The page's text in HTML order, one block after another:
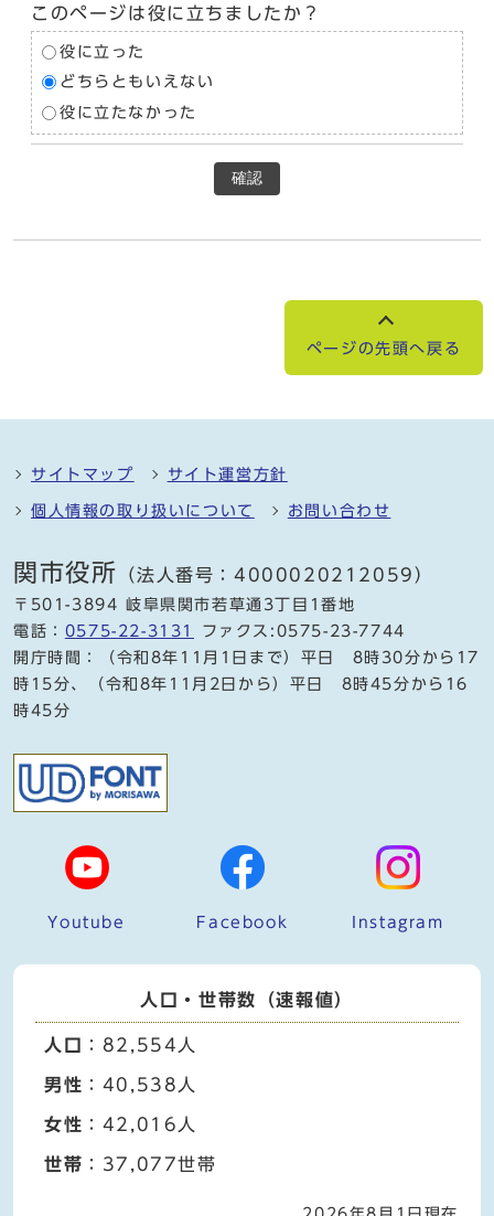
このページは役に立ちましたか？
役に立った
どちらともいえない
役に立たなかった
確認
ページの先頭へ戻る
サイトマップ サイト運営方針
個人情報の取り扱いについて お問い合わせ
関市役所 （法人番号：4000020212059）
〒501-3894 岐阜県関市若草通3丁目1番地
電話： 0575-22-3131
ファクス:0575-23-7744
開庁時間：（令和8年11月1日まで）平日 8時30分から17
時15分、（令和8年11月2日から）平日 8時45分から16
時45分
Youtube Facebook Instagram
人口・世帯数（速報値）
人口 ：82,554人
男性 ：40,538人
女性 ：42,016人
世帯 ：37,077世帯